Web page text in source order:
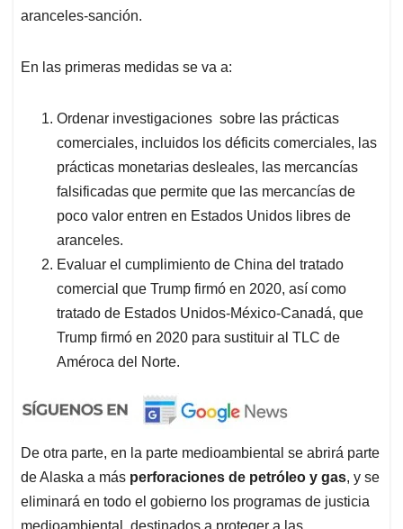
aranceles-sanción.
En las primeras medidas se va a:
Ordenar investigaciones sobre las prácticas
comerciales, incluidos los déficits comerciales, las
prácticas monetarias desleales, las mercancías
falsificadas que permite que las mercancías de
poco valor entren en Estados Unidos libres de
aranceles.
Evaluar el cumplimiento de China del tratado
comercial que Trump firmó en 2020, así como
tratado de Estados Unidos-México-Canadá, que
Trump firmó en 2020 para sustituir al TLC de
Améroca del Norte.
De otra parte, en la parte medioambiental se abrirá parte
de Alaska a más perforaciones de petróleo y gas, y se
eliminará en todo el gobierno los programas de justicia
medioambiental, destinados a proteger a las